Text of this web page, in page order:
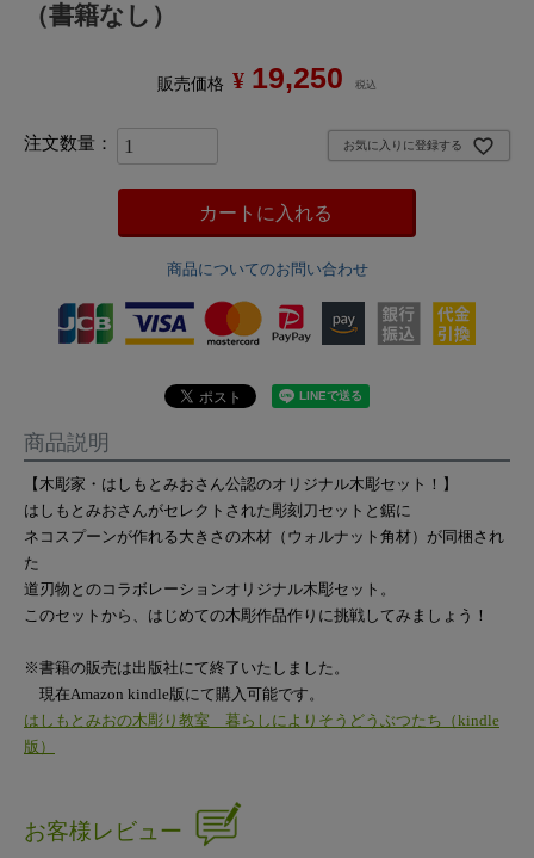
（書籍なし）
販売価格 ¥ 19,250 税込
お気に入りに登録する
カートに入れる
商品についてのお問い合わせ
商品説明
【木彫家・はしもとみおさん公認のオリジナル木彫セット！】
はしもとみおさんがセレクトされた彫刻刀セットと鋸に
ネコスプーンが作れる大きさの木材（ウォルナット角材）が同梱され
た
道刃物とのコラボレーションオリジナル木彫セット。
このセットから、はじめての木彫作品作りに挑戦してみましょう！
※書籍の販売は出版社にて終了いたしました。
現在Amazon kindle版にて購入可能です。
はしもとみおの木彫り教室 暮らしによりそうどうぶつたち（kindle
版）
お客様レビュー